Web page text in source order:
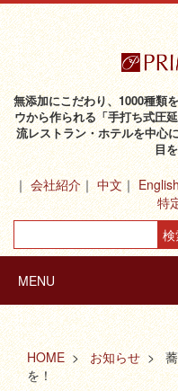
無添加にこだわり、1000種類
ウから作られる「手打ち式圧
流レストラン・ホテルを中心
目
会社紹介 中文
特
MENU
HOME お知らせ
を！